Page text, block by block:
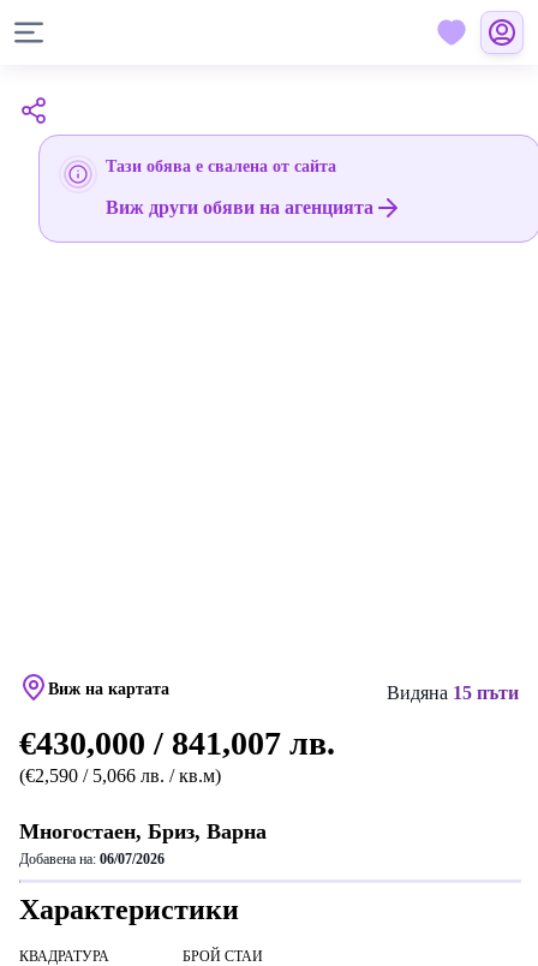
Тази обява е свалена от сайта
Виж други обяви на агенцията
Виж на картата Видяна 15 пъти
€430,000 / 841,007 лв.
(€2,590 / 5,066 лв. / кв.м)
Многостаен, Бриз, Варна
Добавена на: 06/07/2026
Характеристики
КВАДРАТУРА БРОЙ СТАИ